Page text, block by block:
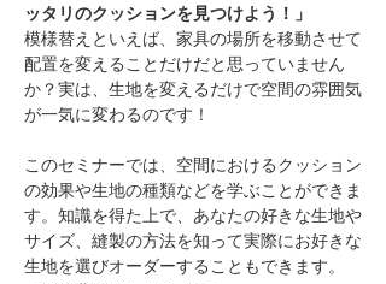
ッタリのクッションを見つけよう！」
模様替えといえば、家具の場所を移動させて
配置を変えることだけだと思っていません
か？実は、生地を変えるだけで空間の雰囲気
が一気に変わるのです！
このセミナーでは、空間におけるクッション
の効果や生地の種類などを学ぶことができま
す。知識を得た上で、あなたの好きな生地や
サイズ、縫製の方法を知って実際にお好きな
生地を選びオーダーすることもできます。